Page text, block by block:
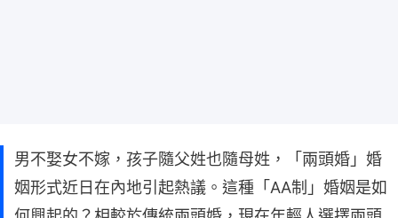
男不娶女不嫁，孩子隨父姓也隨母姓，「兩頭婚」婚
姻形式近日在內地引起熱議。這種「AA制」婚姻是如